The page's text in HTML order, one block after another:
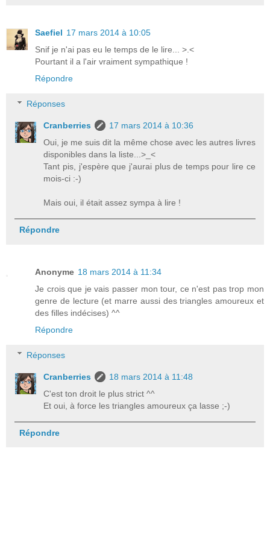
Saefiel 17 mars 2014 à 10:05
Snif je n'ai pas eu le temps de le lire... >.<
Pourtant il a l'air vraiment sympathique !
Répondre
Réponses
Cranberries
17 mars 2014 à 10:36
Oui, je me suis dit la même chose avec les autres livres
disponibles dans la liste...>_<
Tant pis, j'espère que j'aurai plus de temps pour lire ce
mois-ci :-)
Mais oui, il était assez sympa à lire !
Répondre
Anonyme 18 mars 2014 à 11:34
Je crois que je vais passer mon tour, ce n'est pas trop mon
genre de lecture (et marre aussi des triangles amoureux et
des filles indécises) ^^
Répondre
Réponses
Cranberries
18 mars 2014 à 11:48
C'est ton droit le plus strict ^^
Et oui, à force les triangles amoureux ça lasse ;-)
Répondre